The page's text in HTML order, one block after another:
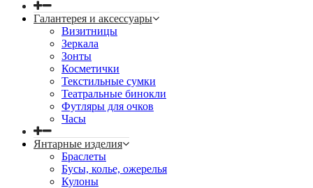
Галантерея и аксессуары
Визитницы
Зеркала
Зонты
Косметички
Текстильные сумки
Театральные бинокли
Футляры для очков
Часы
Янтарные изделия
Браслеты
Бусы, колье, ожерелья
Кулоны